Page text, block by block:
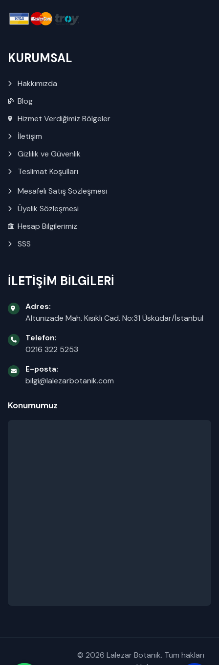
KURUMSAL
Hakkımızda
Blog
Hizmet Verdiğimiz Bölgeler
İletişim
Gizlilik ve Güvenlik
Teslimat Koşulları
Mesafeli Satış Sözleşmesi
Üyelik Sözleşmesi
Hesap Bilgilerimiz
SSS
İLETİŞİM BİLGİLERİ
Adres:
Altunizade Mah. Kısıklı Cad. No:31 Üsküdar/İstanbul
Telefon:
0216 322 5253
E-posta:
bilgi@lalezarbotanik.com
Konumumuz
© 2026 Lalezar Botanik. Tüm hakları